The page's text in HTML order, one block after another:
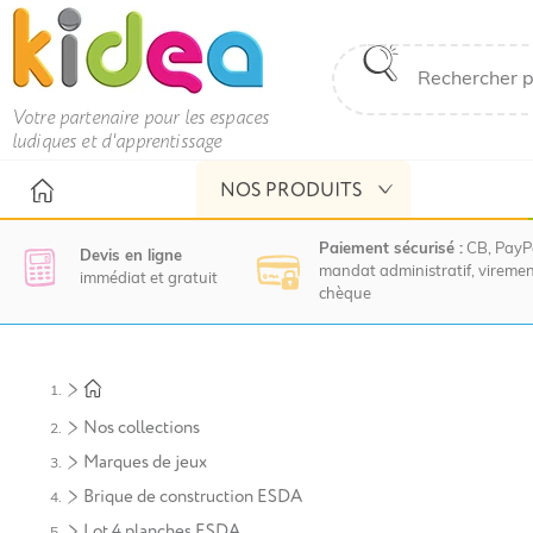
Votre partenaire pour les espaces
ludiques et d'apprentissage
NOS PRODUITS
Devis en ligne
immédiat et gratuit
Paiement sécurisé : CB,
mandat administratif,
chèque
invitons
contacter
le
service
commercial
Nos collections
Marques de jeux
Brique de construction ESDA